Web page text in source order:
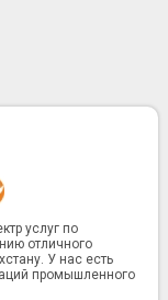
услуг по
отличного
У нас есть
промышленного